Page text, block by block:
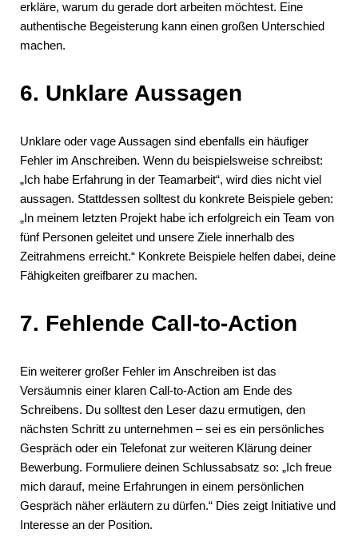
erkläre, warum du gerade dort arbeiten möchtest. Eine
authentische Begeisterung kann einen großen Unterschied
machen.
6. Unklare Aussagen
Unklare oder vage Aussagen sind ebenfalls ein häufiger
Fehler im Anschreiben. Wenn du beispielsweise schreibst:
„Ich habe Erfahrung in der Teamarbeit“, wird dies nicht viel
aussagen. Stattdessen solltest du konkrete Beispiele geben:
„In meinem letzten Projekt habe ich erfolgreich ein Team von
fünf Personen geleitet und unsere Ziele innerhalb des
Zeitrahmens erreicht.“ Konkrete Beispiele helfen dabei, deine
Fähigkeiten greifbarer zu machen.
7. Fehlende Call-to-Action
Ein weiterer großer Fehler im Anschreiben ist das
Versäumnis einer klaren Call-to-Action am Ende des
Schreibens. Du solltest den Leser dazu ermutigen, den
nächsten Schritt zu unternehmen – sei es ein persönliches
Gespräch oder ein Telefonat zur weiteren Klärung deiner
Bewerbung. Formuliere deinen Schlussabsatz so: „Ich freue
mich darauf, meine Erfahrungen in einem persönlichen
Gespräch näher erläutern zu dürfen.“ Dies zeigt Initiative und
Interesse an der Position.